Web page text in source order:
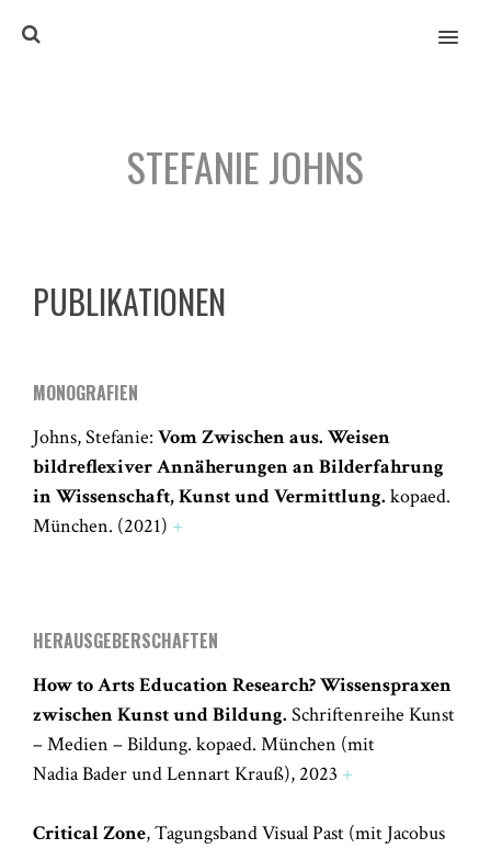
MENU
STEFANIE JOHNS
PUBLIKATIONEN
MONOGRAFIEN
Johns, Stefanie: Vom Zwischen aus. Weisen
bildreflexiver Annäherungen an Bilderfahrung
in Wissenschaft, Kunst und Vermittlung. kopaed.
München. (2021) +
HERAUSGEBERSCHAFTEN
How to Arts Education Research? Wissenspraxen
zwischen Kunst und Bildung. Schriftenreihe Kunst
– Medien – Bildung. kopaed. München (mit
Nadia Bader und Lennart Krauß), 2023 +
Critical Zone, Tagungsband Visual Past (mit Jacobus